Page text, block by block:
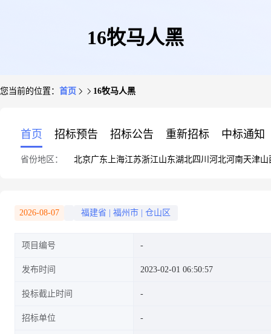
16牧马人黑
您当前的位置： 首页 16牧马人黑
首页 招标预告 招标公告 重新招标 中标通知
省份地区： 北京广东 上海江苏浙江山东湖北四川 河北河南天津山
2026-08-07 福建省 福州市 仓山区
项目编号
发布时间 2023-02-01 06:50:57
投标截止时间
招标单位